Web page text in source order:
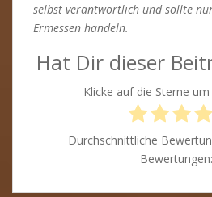
selbst verantwortlich und sollte
Ermessen handeln.
Hat Dir dieser
Klicke auf die Sterne
Durchschnittliche
Bewertungen: